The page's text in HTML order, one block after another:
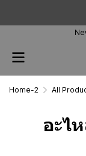
Home-2 All
อะไ